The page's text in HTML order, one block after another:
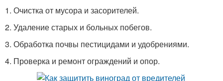
1. Очистка от мусора и засорителей.
2. Удаление старых и больных побегов.
3. Обработка почвы пестицидами и удобрениями.
4. Проверка и ремонт ограждений и опор.